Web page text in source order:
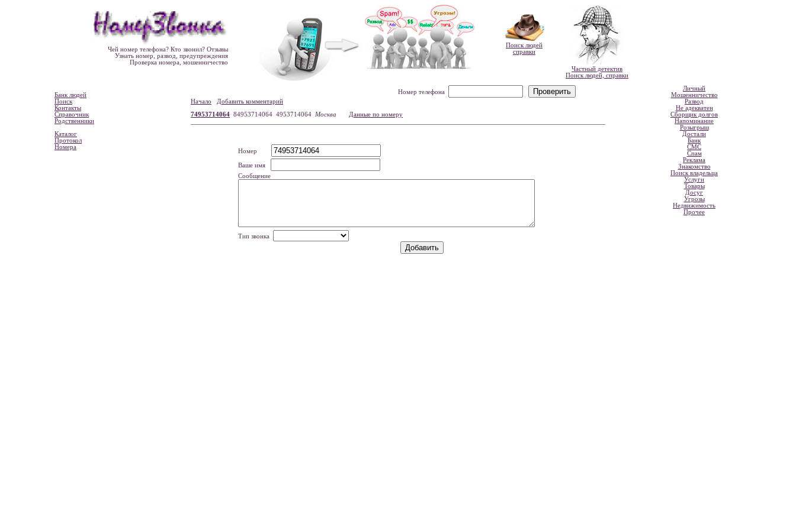
Чей номер телефона? Кто звонил? Отзывы
Узнать номер, развод, предупреждения
Проверка номера, мошенничество
Поиск людей
справки
Частный детектив
Поиск людей, справки
Банк людей
Поиск
Контакты
Справочник
Родственники
Каталог
Протокол
Номера
Номер телефона
Начало
Добавить комментарий
74953714064 84953714064 4953714064 Москва Данные по номеру
Номер
Ваше имя
Сообщение
Тип звонка
Личный
Мошенничество
Развод
Не адекватен
Сборщик долгов
Напоминание
Розыгрыш
Достали
Банк
СМС
Спам
Реклама
Знакомство
Поиск владельца
Услуги
Товары
Досуг
Угрозы
Недвижимость
Прочее